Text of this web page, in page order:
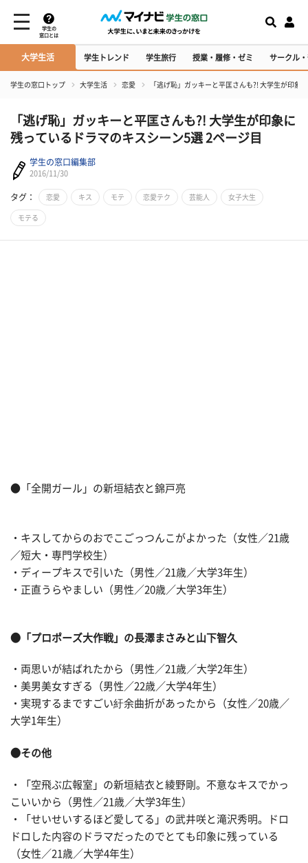
学生の
窓口とは
大学生活 学生トレンド 学生旅行 授業・履修・ゼミ サークル
学生の窓口トップ 大学生活 恋愛 「逃げ恥」ガッキーと平匡さんも?! 大学生が印象
「逃げ恥」ガッキーと平匡さんも?! 大学生が印象に
残っているドラマのキスシーン5選 2ページ目
学生の窓口編集部
2016/11/30
タグ： 恋愛 キス モテ 恋愛テク 芸能人 女子大生
モテる
●「全開ガール」の新垣結衣と錦戸亮
・キスしてからのおでこごっつんこがよかった（女性／21歳
／短大・専門学校生）
・ディープキスで引いた（男性／21歳／大学3年生）
・正直うらやましい（男性／20歳／大学3年生）
●「プロポーズ大作戦」の長澤まさみと山下智久
・両思いが結ばれたから（男性／21歳／大学2年生）
・美男美女すぎる（男性／22歳／大学4年生）
・実現するまですごい紆余曲折があったから（女性／20歳／
大学1年生）
●その他
・「空飛ぶ広報室」の新垣結衣と綾野剛。不意なキスでかっ
こいいから（男性／21歳／大学3年生）
・「せいせいするほど愛してる」の武井咲と滝沢秀明。ドロ
ドロした内容のドラマだったのでとても印象に残っている
（女性／21歳／大学4年生）